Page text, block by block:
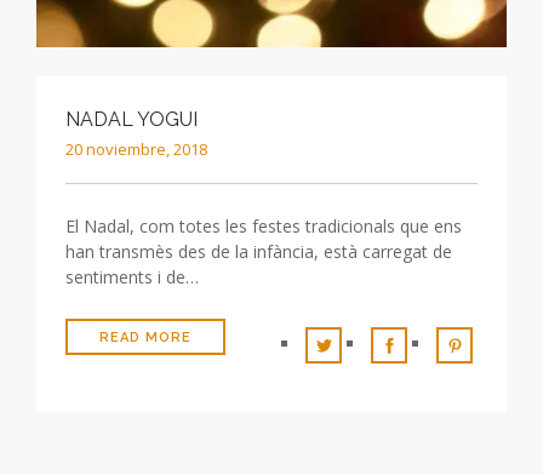
NADAL YOGUI
20 noviembre, 2018
El Nadal, com totes les festes tradicionals que ens
han transmès des de la infància, està carregat de
sentiments i de…
READ MORE